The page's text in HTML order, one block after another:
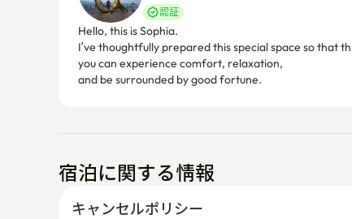
認証
Hello, this is Sophia.
I’ve thoughtfully prepared this special space so that
you can experience comfort, relaxation,
宿泊に関する情報
キャンセルポリシー